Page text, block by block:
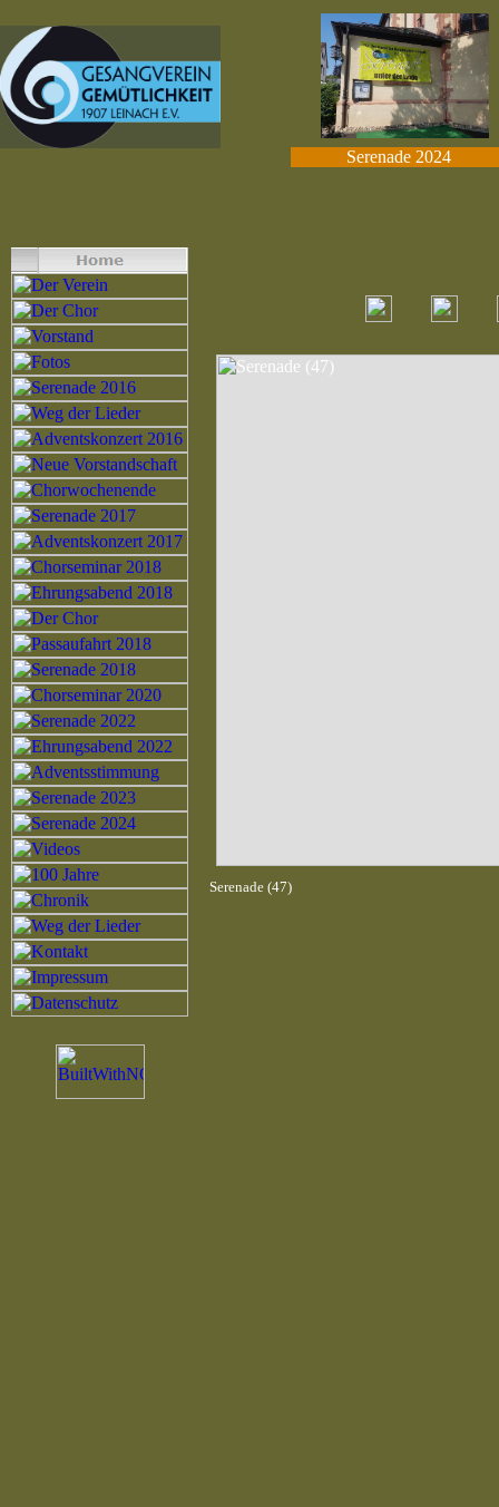
Serenade 2024
Serenade (47)